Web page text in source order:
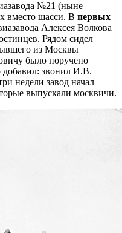
№21 (ныне
вместо шасси. В первых
Алексея Волкова
Рядом сидел
из Москвы
было поручено
добавил: звонил И.В.
недели завод начал
выпускали москвичи.